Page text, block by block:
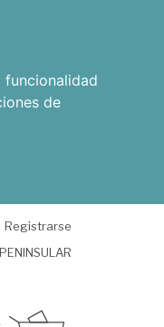
funcionalidad
de
Registrarse